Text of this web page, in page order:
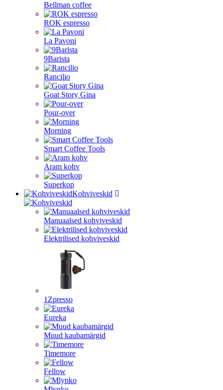
Bellman coffee
ROK espresso
La Pavoni
9Barista
Rancilio
Goat Story Gina
Pour-over
Morning
Smart Coffee Tools
Aram kohv
Superkop
Kohviveskid
Manuaalsed kohviveskid
Elektrilised kohviveskid
1Zpresso
Eureka
Muud kaubamärgid
Timemore
Fellow